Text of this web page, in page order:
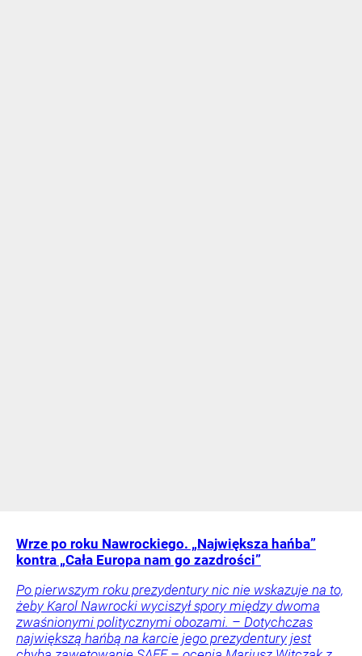
Wrze po roku Nawrockiego. „Największa hańba”
kontra „Cała Europa nam go zazdrości”
Po pierwszym roku prezydentury nic nie wskazuje na to,
żeby Karol Nawrocki wyciszył spory między dwoma
zwaśnionymi politycznymi obozami. – Dotychczas
największą hańbą na karcie jego prezydentury jest